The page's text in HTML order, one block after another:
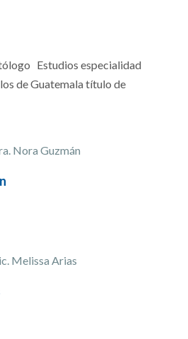
Estudios especialidad
de Guatemala título de